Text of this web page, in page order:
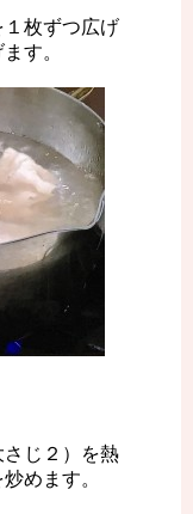
枚ずつ広げ
す。
じ２）を熱
めます。